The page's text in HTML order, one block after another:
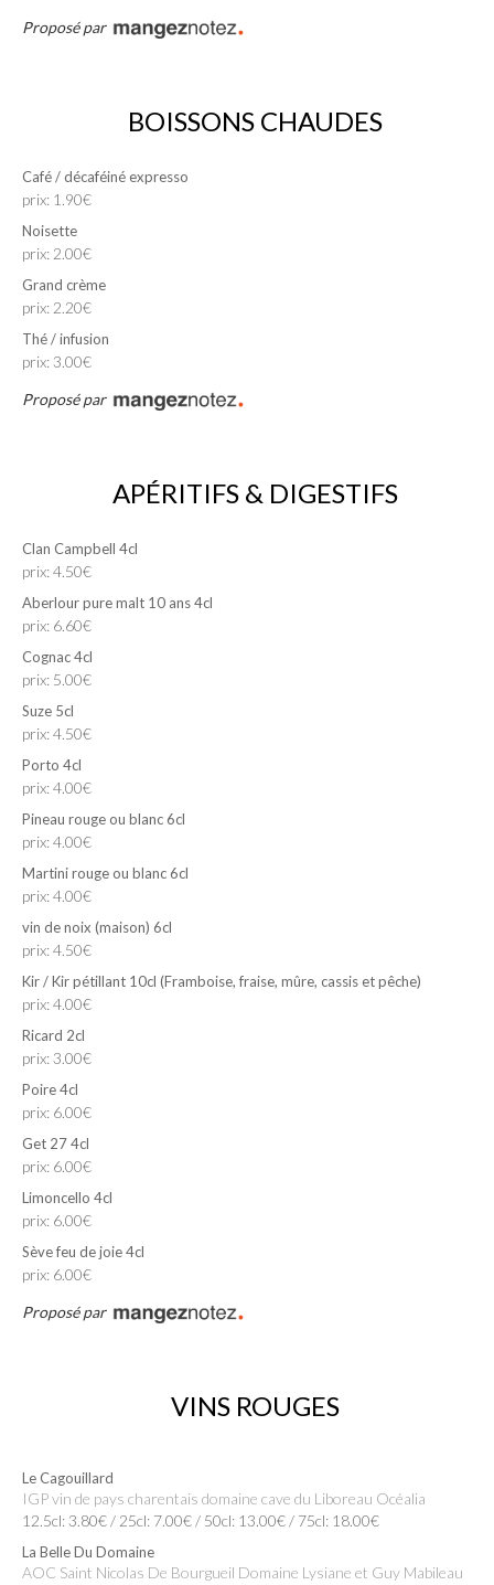
Proposé par
BOISSONS CHAUDES
Café / décaféiné expresso
prix: 1.90€
Noisette
prix: 2.00€
Grand crème
prix: 2.20€
Thé / infusion
prix: 3.00€
Proposé par
APÉRITIFS & DIGESTIFS
Clan Campbell 4cl
prix: 4.50€
Aberlour pure malt 10 ans 4cl
prix: 6.60€
Cognac 4cl
prix: 5.00€
Suze 5cl
prix: 4.50€
Porto 4cl
prix: 4.00€
Pineau rouge ou blanc 6cl
prix: 4.00€
Martini rouge ou blanc 6cl
prix: 4.00€
vin de noix (maison) 6cl
prix: 4.50€
Kir / Kir pétillant 10cl (Framboise, fraise, mûre, cassis et pêche)
prix: 4.00€
Ricard 2cl
prix: 3.00€
Poire 4cl
prix: 6.00€
Get 27 4cl
prix: 6.00€
Limoncello 4cl
prix: 6.00€
Sève feu de joie 4cl
prix: 6.00€
Proposé par
VINS ROUGES
Le Cagouillard
IGP vin de pays charentais domaine cave du Liboreau Océalia
12.5cl: 3.80€ / 25cl: 7.00€ / 50cl: 13.00€ / 75cl: 18.00€
La Belle Du Domaine
AOC Saint Nicolas De Bourgueil Domaine Lysiane et Guy Mabileau